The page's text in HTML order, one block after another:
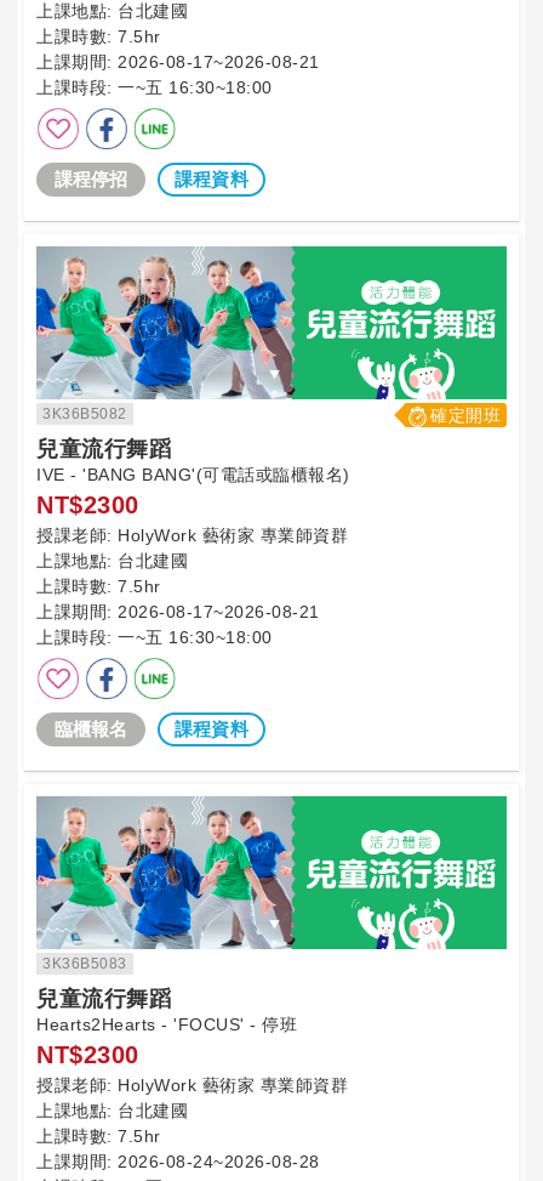
上課地點: 台北建國
上課時數: 7.5hr
上課期間: 2026-08-17~2026-08-21
上課時段: 一~五 16:30~18:00
課程停招 課程資料
3K36B5082 確定開班
兒童流行舞蹈
IVE - 'BANG BANG'(可電話或臨櫃報名)
NT$2300
授課老師: HolyWork 藝術家 專業師資群
上課地點: 台北建國
上課時數: 7.5hr
上課期間: 2026-08-17~2026-08-21
上課時段: 一~五 16:30~18:00
臨櫃報名 課程資料
3K36B5083
兒童流行舞蹈
Hearts2Hearts - 'FOCUS' - 停班
NT$2300
授課老師: HolyWork 藝術家 專業師資群
上課地點: 台北建國
上課時數: 7.5hr
上課期間: 2026-08-24~2026-08-28